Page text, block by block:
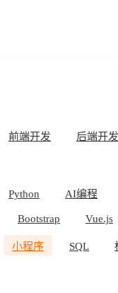
前端开发 后端开发
Python AI编程
Bootstrap Vue.js
小程序 SQL